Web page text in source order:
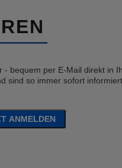
bequem per E-Mail direkt in
sind so immer sofort informiert.
ANMELDEN